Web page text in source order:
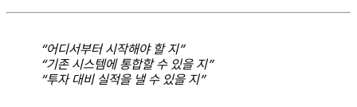
“어디서부터 시작해야 할 지”
“기존 시스템에 통합할 수 있을 지”
“투자 대비 실적을 낼 수 있을 지”